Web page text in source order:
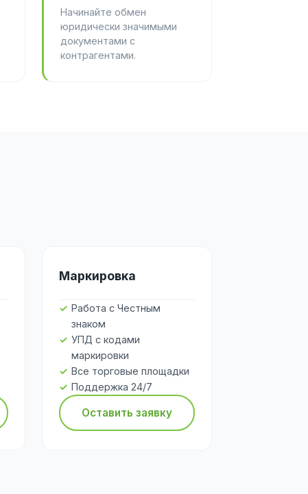
Начинайте обмен
юридически значимыми
документами с
контрагентами.
Маркировка
Работа с Честным
знаком
УПД с кодами
маркировки
Все торговые площадки
Поддержка 24/7
Оставить заявку